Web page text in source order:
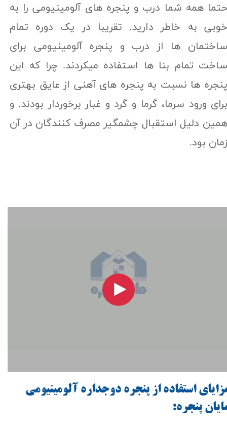
حتما همه شما درب و پنجره های آلومینیومی را به
خوبی به خاطر دارید. تقریبا در یک دوره تمام
ساختمان ها از درب و پنجره آلومینیومی برای
ساخت تمام بنا ها استفاده میکردند. چرا که این
پنجره ها نسبت به پنجره های آهنی از عایق بهتری
برای ورود سرما، گرما و گرد و غبار برخوردار بودند. و
همین دلیل استقبال چشمگیر مصرف کنندگان در آن
زمان بود.​​​​​​​
استفاده از پنجره دوجداره آلومینیومي
پنجره: